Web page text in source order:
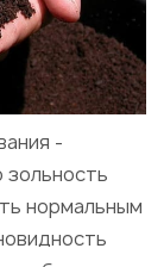
-
нормальным